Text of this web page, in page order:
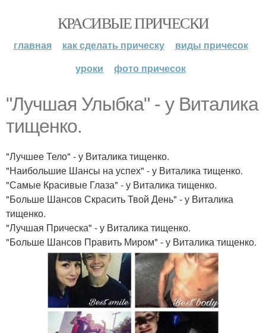
КРАСИВЫЕ ПРИЧЕСКИ
главная как сделать прическу
виды причесок
уроки
фото причесок
"Лучшая Улыбка" - у Виталика
тищенко.
"Лучшее Тело" - у Виталика тищенко.
"Наибольшие Шансы на успех" - у Виталика тищенко.
"Самые Красивые Глаза" - у Виталика тищенко.
"Больше Шансов Скрасить Твой День" - у Виталика
тищенко.
"Лучшая Прическа" - у Виталика тищенко.
"Больше Шансов Править Миром" - у Виталика тищенко.